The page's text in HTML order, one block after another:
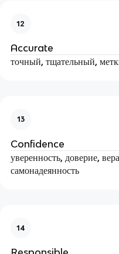
12
Accurate
точный, тщательный,
13
Confidence
уверенность, доверие,
самонадеянность
14